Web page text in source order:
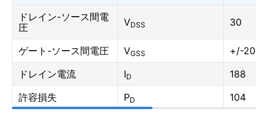
ドレイン-ソース間電
圧
VDSS 30
ゲート-ソース間電圧 VGSS
+/-20
ドレイン電流
ID
188
許容損失
PD 104